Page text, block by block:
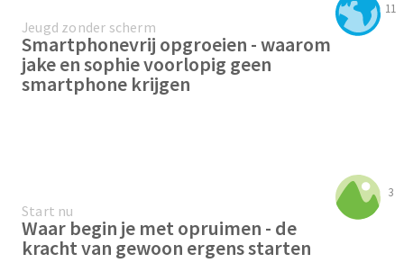
11
Jeugd zonder scherm
Smartphonevrij opgroeien - waarom
jake en sophie voorlopig geen
smartphone krijgen
3
Start nu
Waar begin je met opruimen - de
kracht van gewoon ergens starten